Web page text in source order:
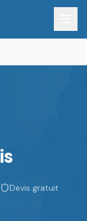
Devis gratuit